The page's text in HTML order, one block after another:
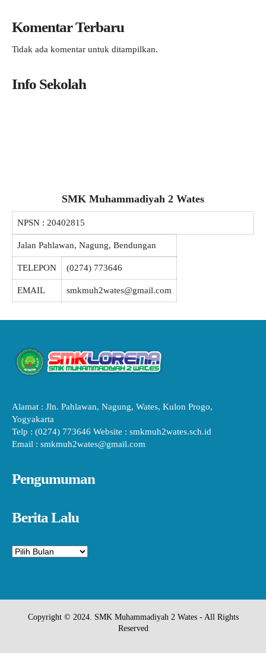
Komentar Terbaru
Tidak ada komentar untuk ditampilkan.
Info Sekolah
SMK Muhammadiyah 2 Wates
NPSN : 20402815
Jalan Pahlawan, Nagung, Bendungan
TELEPON (0274) 773646
EMAIL smkmuh2wates@gmail.com
Alamat : Jln. Pahlawan, Nagung, Wates, Kulon Progo,
Yogyakarta
Telp : (0274) 773646 Website : smkmuh2wates.sch.id
Email : smkmuh2wates@gmail.com
Pengumuman
Berita Lalu
Arsip
Copyright © 2024. SMK Muhammadiyah 2 Wates - All Rights
Reserved